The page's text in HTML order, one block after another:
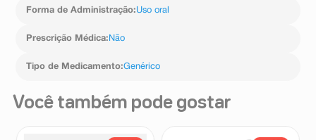
Forma de Administração:Uso oral
Prescrição Médica: Não
Tipo de Medicamento:Genérico
Você também pode gostar